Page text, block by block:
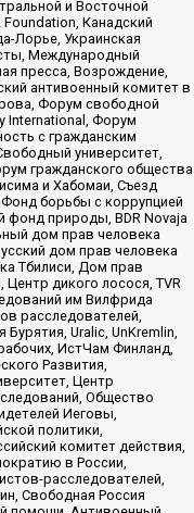
и Восточной
Канадский
Лорье, Украинская
Международный
пресса, Возрождение,
антивоенный комитет в
Форум свободной
International, Форум
с гражданским
университет,
гражданского общества
и Хабомаи, Съезд
борьбы с коррупцией
фонд природы, BDR Novaja
дом прав человека
дом прав человека
Тбилиси, Дом прав
дикого лосося, TVR
им Вилфрида
расследователей,
Uralic, UnKremlin,
ИстЧам Финланд,
Развития,
Центр
Общество
Иеговы,
политики,
комитет действия,
в России,
расследователей,
Свободная Россия